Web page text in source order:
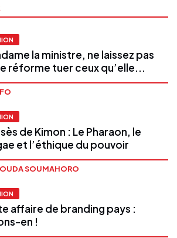
la ministre, ne laissez pas
réforme tuer ceux qu’elle...
de Kimon : Le Pharaon, le
et l’éthique du pouvoir
SOUMAHORO
affaire de branding pays :
en !